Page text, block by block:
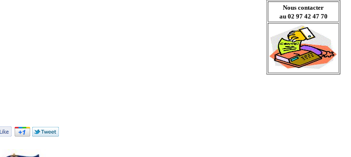
Nous contacter
au 02 97 42 47 70